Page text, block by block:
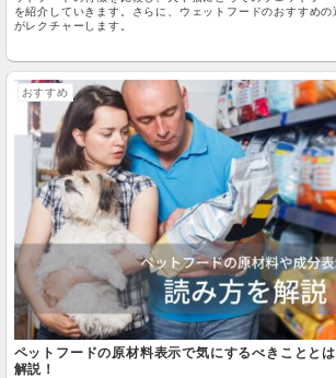
を紹介していきます。さらに、ウェットフードのおすすめ
がレクチャーします。
おすすめ
ペットフードの原材料表示で気にするべきことと
解説！